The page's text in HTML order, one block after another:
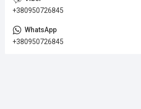
+380950726845
+380950726845